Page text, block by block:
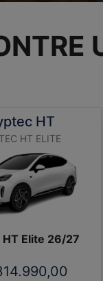
HT
HT ELITE
Elite 26/27